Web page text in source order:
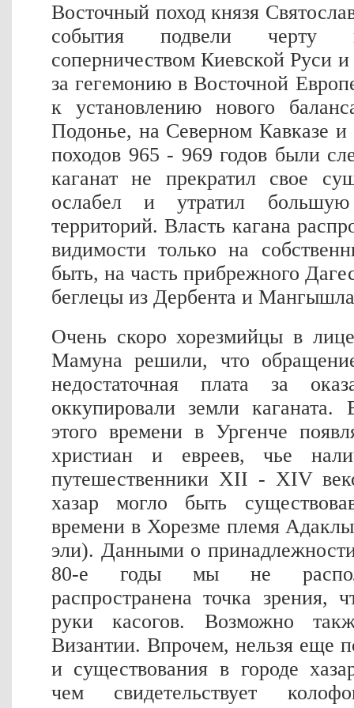
Восточный поход князя
события подвели черту
соперничеством Киевской Руси и
за гегемонию в Восточной
к установлению нового
Подонье, на Северном Кавказе и
походов 965 - 969 годов были
каганат не прекратил свое
ослабел и утратил
территорий. Власть кагана
видимости только на
быть, на часть прибрежного
беглецы из Дербента и
Очень скоро хорезмийцы в
Мамуна решили, что
недостаточная плата за
оккупировали земли
этого времени в Ургенче
христиан и евреев, чье
путешественники XII - XIV
хазар могло быть
времени в Хорезме племя
эли). Данными о
80-е годы мы не
распространена точка зрения,
руки касогов. Возможно
Византии. Впрочем, нельзя еще
и существования в городе
чем свидетельствует